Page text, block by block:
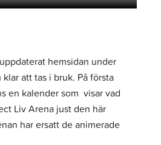
hemsidan under
att tas i bruk. På första
en kalender som visar vad
Liv Arena just den här
har ersatt de animerade